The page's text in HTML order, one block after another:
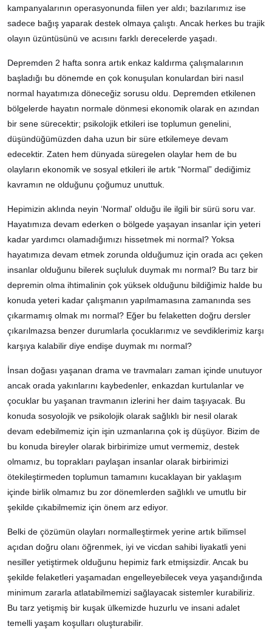
kampanyalarının operasyonunda fiilen yer aldı; bazılarımız ise
sadece bağış yaparak destek olmaya çalıştı. Ancak herkes bu trajik
olayın üzüntüsünü ve acısını farklı derecelerde yaşadı.
Depremden 2 hafta sonra artık enkaz kaldırma çalışmalarının
başladığı bu dönemde en çok konuşulan konulardan biri nasıl
normal hayatımıza döneceğiz sorusu oldu. Depremden etkilenen
bölgelerde hayatın normale dönmesi ekonomik olarak en azından
bir sene sürecektir; psikolojik etkileri ise toplumun genelini,
düşündüğümüzden daha uzun bir süre etkilemeye devam
edecektir. Zaten hem dünyada süregelen olaylar hem de bu
olayların ekonomik ve sosyal etkileri ile artık “Normal” dediğimiz
kavramın ne olduğunu çoğumuz unuttuk.
Hepimizin aklında neyin ‘Normal' olduğu ile ilgili bir sürü soru var.
Hayatımıza devam ederken o bölgede yaşayan insanlar için yeteri
kadar yardımcı olamadığımızı hissetmek mi normal? Yoksa
hayatımıza devam etmek zorunda olduğumuz için orada acı çeken
insanlar olduğunu bilerek suçluluk duymak mı normal? Bu tarz bir
depremin olma ihtimalinin çok yüksek olduğunu bildiğimiz halde bu
konuda yeteri kadar çalışmanın yapılmamasına zamanında ses
çıkarmamış olmak mı normal? Eğer bu felaketten doğru dersler
çıkarılmazsa benzer durumlarla çocuklarımız ve sevdiklerimiz karşı
karşıya kalabilir diye endişe duymak mı normal?
İnsan doğası yaşanan drama ve travmaları zaman içinde unutuyor
ancak orada yakınlarını kaybedenler, enkazdan kurtulanlar ve
çocuklar bu yaşanan travmanın izlerini her daim taşıyacak. Bu
konuda sosyolojik ve psikolojik olarak sağlıklı bir nesil olarak
devam edebilmemiz için işin uzmanlarına çok iş düşüyor. Bizim de
bu konuda bireyler olarak birbirimize umut vermemiz, destek
olmamız, bu toprakları paylaşan insanlar olarak birbirimizi
ötekileştirmeden toplumun tamamını kucaklayan bir yaklaşım
içinde birlik olmamız bu zor dönemlerden sağlıklı ve umutlu bir
şekilde çıkabilmemiz için önem arz ediyor.
Belki de çözümün olayları normalleştirmek yerine artık bilimsel
açıdan doğru olanı öğrenmek, iyi ve vicdan sahibi liyakatli yeni
nesiller yetiştirmek olduğunu hepimiz fark etmişsizdir. Ancak bu
şekilde felaketleri yaşamadan engelleyebilecek veya yaşandığında
minimum zararla atlatabilmemizi sağlayacak sistemler kurabiliriz.
Bu tarz yetişmiş bir kuşak ülkemizde huzurlu ve insani adalet
temelli yaşam koşulları oluşturabilir.